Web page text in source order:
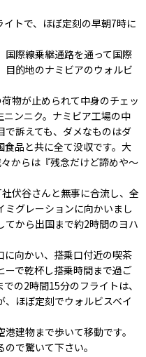
トで、ほぼ定刻の早朝7時に
国際線乗継通路を通って国際
的地のナミビアのウォルビ
物が止められて中身のチェッ
ンニク。ナミビア工場の中
訴えても、ダメなものはダ
食品と共に全て没収です。大
からは『残念だけど諦めや～
伏谷さんと無事に合流し、全
ミグレーションに向かいまし
てから出国まで約2時間のヨハ
に向かい、搭乗口付近の喫茶
ーで乾杯し搭乗時間まで過ご
の2時間15分のフライトは、
ほぼ定刻でウォルビスベイ
建物まで歩いて移動です。
で驚いて下さい。